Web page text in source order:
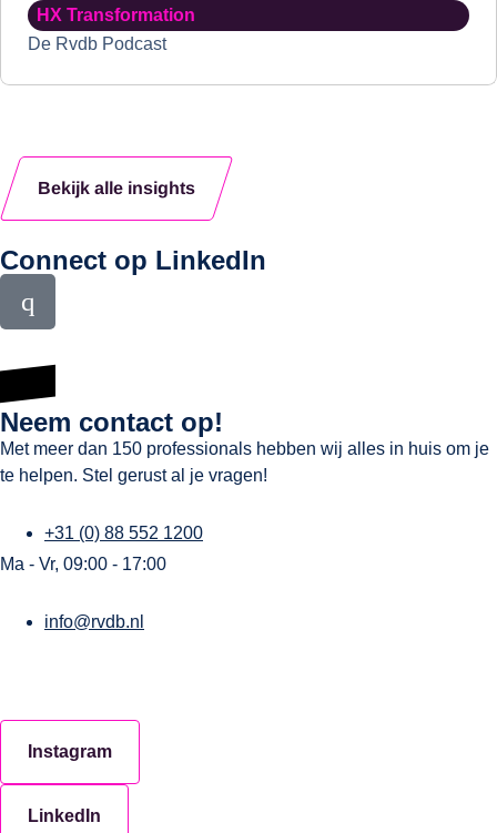
HX Transformation
De Rvdb Podcast
Bekijk alle insights
Connect op LinkedIn
Neem contact op!
Met meer dan 150 professionals hebben wij alles in huis om je
te helpen. Stel gerust al je vragen!
+31 (0) 88 552 1200
Ma - Vr, 09:00 - 17:00
info@rvdb.nl
Instagram
LinkedIn